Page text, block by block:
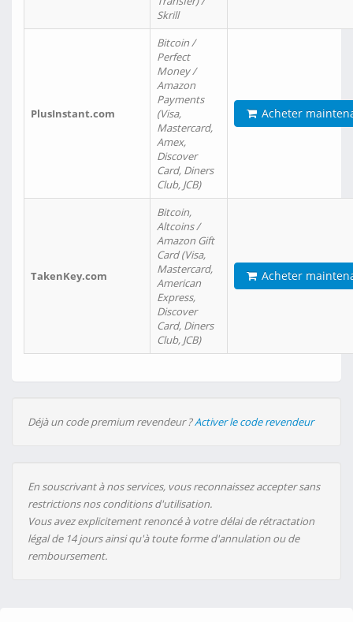
Skrill
PlusInstant.com
Bitcoin /
Perfect
Money /
Amazon
Payments
(Visa,
Mastercard,
Amex,
Discover
Card, Diners
Club, JCB)
Acheter
TakenKey.com
Bitcoin,
Altcoins /
Amazon Gift
Card (Visa,
Mastercard,
American
Express,
Discover
Card, Diners
Club, JCB)
Acheter
Déjà un code premium revendeur ?Activer le code revendeur
En souscrivant à nos services, vous reconnaissez accepter sans
restrictions nos conditions d'utilisation.
Vous avez explicitement renoncé à votre délai de rétractation
légal de 14 jours ainsi qu'à toute forme d'annulation ou de
remboursement.